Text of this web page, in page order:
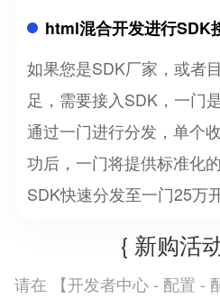
html混合开发进行SDK
如果您是SDK厂家，或者
足，需要接入SDK，一门
通过一门进行分发，单个
功后，一门将提供标准化
SDK快速分发至一门25万
{ 新购活
请在 【开发者中心 - 配置 -